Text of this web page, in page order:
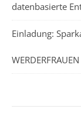
datenbasierte
Einladung: